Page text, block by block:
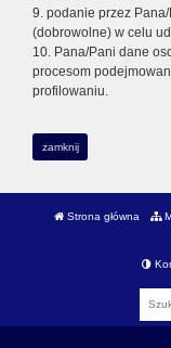
9. podanie przez
(dobrowolne) w celu
10. Pana/Pani dane
procesom
profilowaniu.
zamknij
Strona główna